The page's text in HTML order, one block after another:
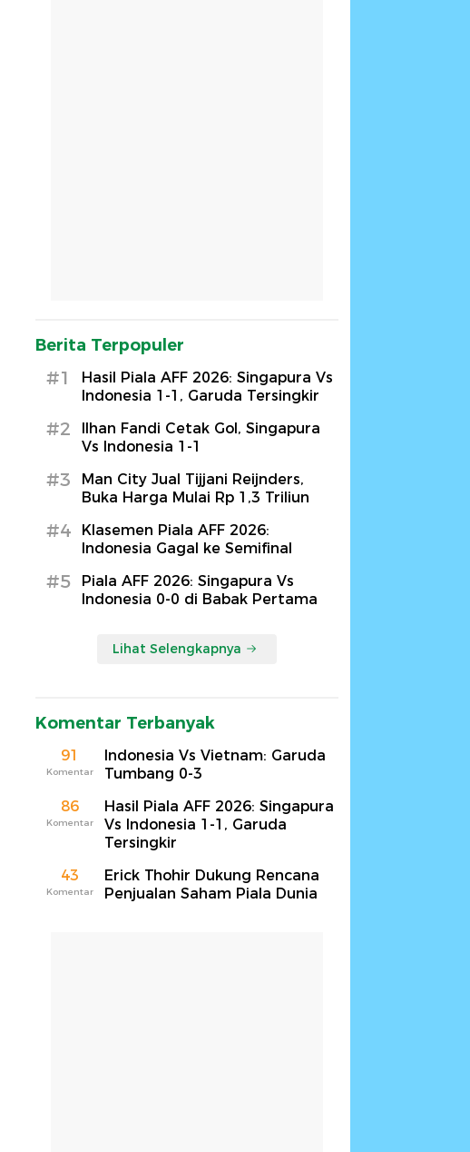
Berita Terpopuler
#1
Hasil Piala AFF 2026: Singapura Vs
Indonesia 1-1, Garuda Tersingkir
#2
Ilhan Fandi Cetak Gol, Singapura
Vs Indonesia 1-1
#3
Man City Jual Tijjani Reijnders,
Buka Harga Mulai Rp 1,3 Triliun
#4
Klasemen Piala AFF 2026:
Indonesia Gagal ke Semifinal
#5
Piala AFF 2026: Singapura Vs
Indonesia 0-0 di Babak Pertama
Lihat Selengkapnya
Komentar Terbanyak
91
Komentar
Indonesia Vs Vietnam: Garuda
Tumbang 0-3
86
Komentar
Hasil Piala AFF 2026: Singapura
Vs Indonesia 1-1, Garuda
Tersingkir
43
Komentar
Erick Thohir Dukung Rencana
Penjualan Saham Piala Dunia